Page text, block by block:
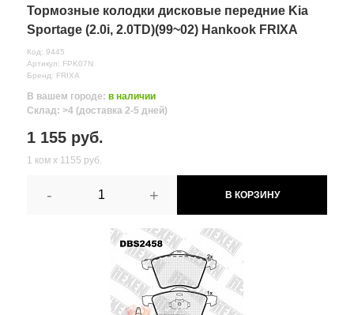
Тормозные колодки дисковые передние Kia
Sportage (2.0i, 2.0TD)(99~02) Hankook FRIXA
Код: 9445
Артикул: FPK07N
Бренд: FRIXA
В вашем городе: в наличии
Склад: >4 (доставка 2-5 дней)
1 155 руб.
1 ком х 1155 руб.
- + В КОРЗИНУ